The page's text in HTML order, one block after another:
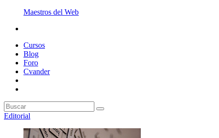
Maestros del Web
Cursos
Blog
Foro
Cvander
Editorial